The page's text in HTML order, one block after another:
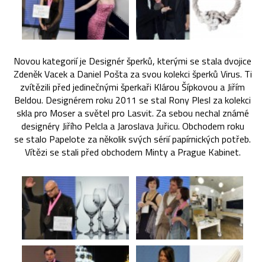
Novou kategorií je Designér šperků, kterými se stala dvojice
Zdeněk Vacek a Daniel Pošta za svou kolekci šperků Virus. Ti
zvítězili před jedinečnými šperkaři Klárou Šípkovou a Jiřím
Beldou. Designérem roku 2011 se stal Rony Plesl za kolekci
skla pro Moser a světel pro Lasvit. Za sebou nechal známé
designéry Jiřího Pelcla a Jaroslava Juřicu. Obchodem roku
se stalo Papelote za několik svých sérií papírnických potřeb.
Vítězi se stali před obchodem Minty a Prague Kabinet.